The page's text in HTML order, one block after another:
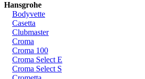
Hansgrohe
Bodyvette
Casetta
Clubmaster
Croma
Croma 100
Croma Select E
Croma Select S